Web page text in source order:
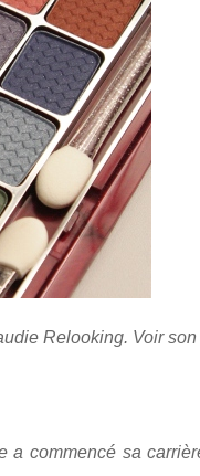
Relooking. Voir son
a commencé sa